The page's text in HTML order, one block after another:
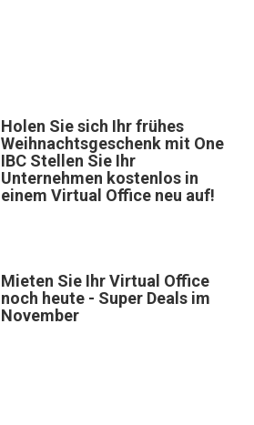
Holen Sie sich Ihr frühes
Weihnachtsgeschenk mit One
IBC Stellen Sie Ihr
Unternehmen kostenlos in
einem Virtual Office neu auf!
Mieten Sie Ihr Virtual Office
noch heute - Super Deals im
November